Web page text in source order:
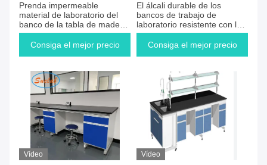
Prenda impermeable
material de laboratorio del
banco de la tabla de madera
resistente a la corrosión del
acero
Consiga el mejor precio
El álcali durable de los
bancos de trabajo de
laboratorio resistente con los
PP se hunde y grifo
Consiga el mejor precio
Vídeo Vídeo